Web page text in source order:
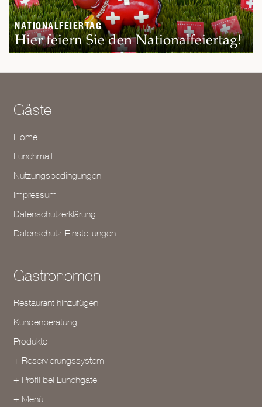
NATIONALFEIERTAG
Hier feiern Sie den Nationalfeiertag!
Gäste
Home
Lunchmail
Nutzungsbedingungen
Impressum
Datenschutzerklärung
Datenschutz-Einstellungen
Gastronomen
Restaurant hinzufügen
Kundenberatung
Produkte
+ Reservierungssystem
+ Profil bei Lunchgate
+ Menü